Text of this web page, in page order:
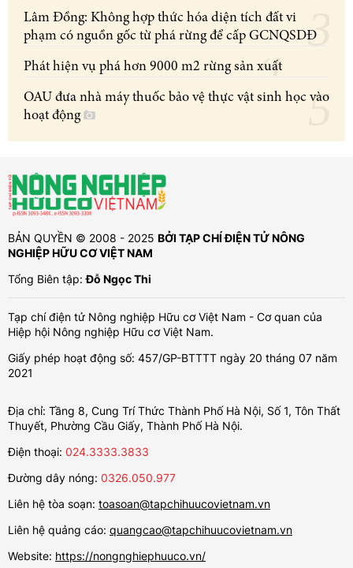
Lâm Đồng: Không hợp thức hóa diện tích đất vi
phạm có nguồn gốc từ phá rừng để cấp GCNQSDĐ
Phát hiện vụ phá hơn 9000 m2 rừng sản xuất
OAU đưa nhà máy thuốc bảo vệ thực vật sinh học vào
hoạt động
BẢN QUYỀN © 2008 - 2025 BỞI TẠP CHÍ ĐIỆN TỬ NÔNG
NGHIỆP HỮU CƠ VIỆT NAM
Tổng Biên tập:Đỗ Ngọc Thi
Tạp chí điện tử Nông nghiệp Hữu cơ Việt Nam - Cơ quan của
Hiệp hội Nông nghiệp Hữu cơ Việt Nam.
Giấy phép hoạt động số: 457/GP-BTTTT ngày 20 tháng 07 năm
2021
Địa chỉ: Tầng 8, Cung Trí Thức Thành Phố Hà Nội, Số 1, Tôn Thất
Thuyết, Phường Cầu Giấy, Thành Phố Hà Nội.
Điện thoại: 024.3333.3833
Đường dây nóng: 0326.050.977
Liên hệ tòa soạn: toasoan@tapchihuucovietnam.vn
Liên hệ quảng cáo: quangcao@tapchihuucovietnam.vn
Website: https://nongnghiephuuco.vn/